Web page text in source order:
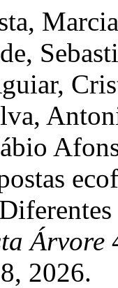
Árvore
2026.